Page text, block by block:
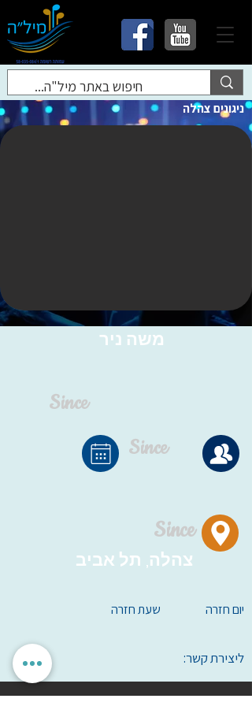
ניגונים צהלה
משה ניר
Since
Since
Since
צהלה, תל אביב
שעת חזרה יום חזרה
ליצירת קשר: